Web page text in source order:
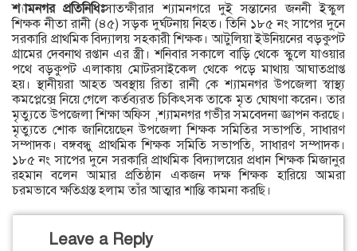
শ্যামনগর প্রতিনিধিঃসাতক্ষীরার শ্যামনগরে দুই সন্তানের জননী ইস্কুল
শিক্ষক নীতা রানী (৪৫) সড়ক দুর্ঘটনায় নিহত। তিনি ১৮৫ নং সাপের দুনে
সরকারি প্রাথমিক বিদ্যালয় সহকারী শিক্ষক। আটুলিয়া ইউনিয়নের বড়কুপট
গ্রামের দেবনাথ রপ্তান এর স্ত্রী। শনিবার সকালে বাড়ি থেকে স্কুলে যাওয়ার
পথে বড়কুপট এলাকায় মোটরসাইকেল থেকে পড়ে মাথায় আঘাতপ্রাপ্ত
হয়। স্থানীয়রা আহত অবস্থায় রিতা রানী কে শ্যামনগর উপজেলা স্বাস্থ্য
কমপ্লেক্সে নিয়ে গেলে কর্তব্যরত চিকিৎসক তাকে মৃত ঘোষণা করেন। তার
মৃত্যুতে উপজেলা শিক্ষা অফিস ,শ্যামনগর গভীর সমবেদনা জ্ঞাপন করছে।
মৃত্যুতে শোক জানিয়েছেন উপজেলা শিক্ষক সমিতির সভাপতি, সাধারণ
সম্পাদক। বঙ্গবন্ধু প্রাথমিক শিক্ষক সমিতি সভাপতি, সাধারণ সম্পাদক।
১৮৫ নং সাপের দুনে সরকারি প্রাথমিক বিদ্যালয়ের প্রধান শিক্ষক মিজানুর
রহমান বলেন আমার প্রতিষ্ঠান একজন দক্ষ শিক্ষক হারিয়ে আমরা
চরমভাবে ক্ষতিগ্রস্ত হলাম তাঁর আত্মার শান্তি কামনা করছি।
Leave a Reply